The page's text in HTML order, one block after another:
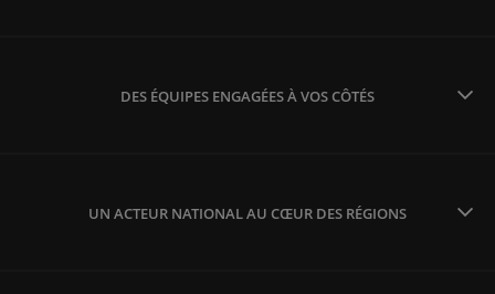
DES ÉQUIPES ENGAGÉES À VOS CÔTÉS
UN ACTEUR NATIONAL AU CŒUR DES RÉGIONS